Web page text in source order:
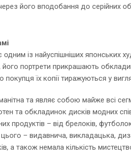
його вподобання до серійних
одним із найуспішніших
портрети прикрашають
їх копії тиражуються у
та являє собою майже всі
та обкладинок дисків модних
продуктів – від брелоків,
– видавнича, викладацька,
а також немала кількість